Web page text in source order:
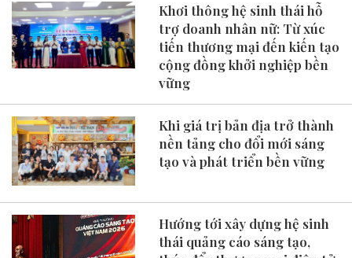
Khơi thông hệ sinh thái hỗ
trợ doanh nhân nữ: Từ xúc
tiến thương mại đến kiến tạo
cộng đồng khởi nghiệp bền
vững
Khi giá trị bản địa trở thành
nền tảng cho đổi mới sáng
tạo và phát triển bền vững
Hướng tới xây dựng hệ sinh
thái quảng cáo sáng tạo,